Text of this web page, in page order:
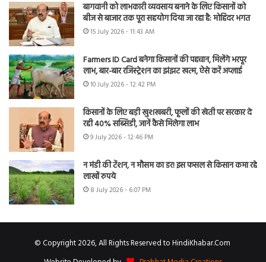
बागवानी को लाभकारी व्यवसाय बनाने के लिए किसानों को
बीज से बाजार तक पूरा सहयोग दिया जा रहा है: मोहिंदर भगत
15 July 2026 - 11:43 AM
Farmers ID Card बनेगा किसानों की पहचान, मिलेंगे भरपूर
लाभ, बार-बार रजिस्ट्रेशन का झंझट खत्म, ऐसे करें अप्लाई
10 July 2026 - 12:42 PM
किसानों के लिए बड़ी खुशखबरी, फूलों की खेती पर सरकार दे
रही 40% सब्सिडी, जानें कैसे मिलेगा लाभ
9 July 2026 - 12:46 PM
न मंडी की टेंशन, न मौसम का डर! इस फसल से किसान कमा रहे
लाखों रुपये
8 July 2026 - 6:07 PM
© Copyright 2026, All Rights Reserved to HindiKhabar.Com